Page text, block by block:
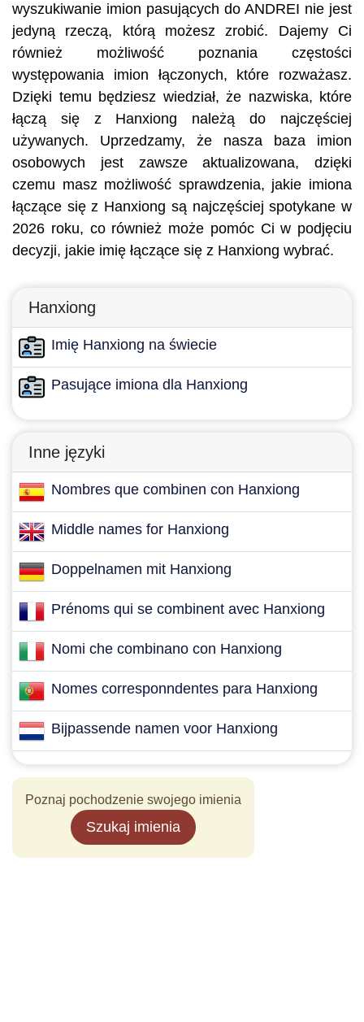
wyszukiwanie imion pasujących do ANDREI nie jest
jedyną rzeczą, którą możesz zrobić. Dajemy Ci
również możliwość poznania częstości
występowania imion łączonych, które rozważasz.
Dzięki temu będziesz wiedział, że nazwiska, które
łączą się z Hanxiong należą do najczęściej
używanych. Uprzedzamy, że nasza baza imion
osobowych jest zawsze aktualizowana, dzięki
czemu masz możliwość sprawdzenia, jakie imiona
łączące się z Hanxiong są najczęściej spotykane w
2026 roku, co również może pomóc Ci w podjęciu
decyzji, jakie imię łączące się z Hanxiong wybrać.
Hanxiong
Imię Hanxiong na świecie
Pasujące imiona dla Hanxiong
Inne języki
Nombres que combinen con Hanxiong
Middle names for Hanxiong
Doppelnamen mit Hanxiong
Prénoms qui se combinent avec Hanxiong
Nomi che combinano con Hanxiong
Nomes corresponndentes para Hanxiong
Bijpassende namen voor Hanxiong
Poznaj pochodzenie swojego imienia
Szukaj imienia